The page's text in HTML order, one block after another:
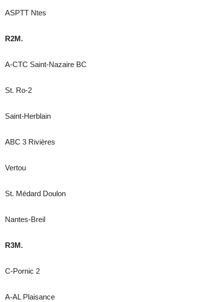
ASPTT Ntes
R2M.
A-CTC Saint-Nazaire BC
St. Ro-2
Saint-Herblain
ABC 3 Rivières
Vertou
St. Médard Doulon
Nantes-Breil
R3M.
C-Pornic 2
A-AL Plaisance